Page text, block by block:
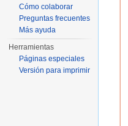
Cómo colaborar
Preguntas frecuentes
Más ayuda
Herramientas
Páginas especiales
Versión para imprimir